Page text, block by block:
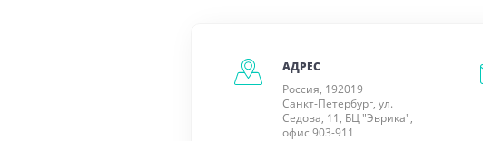
АДРЕС
Россия, 192019
Санкт-Петербург, ул.
Седова, 11, БЦ "Эврика",
офис 903-911